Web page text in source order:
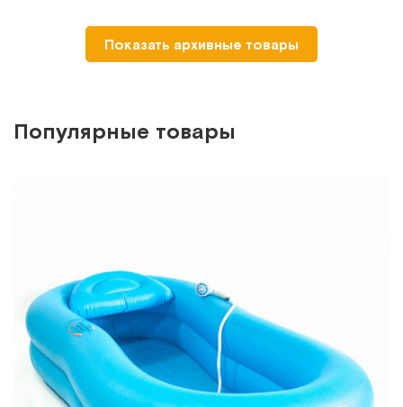
MET BAGS (упаковка 20 шт)
Сменные пакеты для кроватей с туалетом
Сообщить о поступлении
Показать архивные товары
Популярные товары